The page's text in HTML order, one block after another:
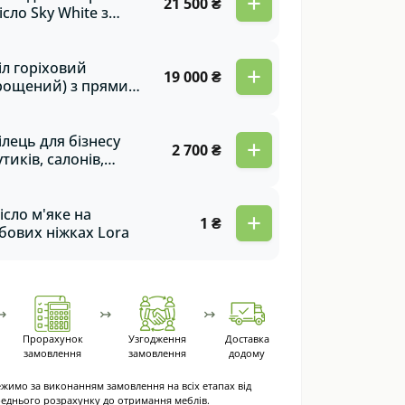
Sky White з
горіховий
з прямим
19 000 ₴ +
для бізнесу
салонів,
Domino
2 700 ₴ +
м'яке на
ніжках Lora
1 ₴ +
Прорахунок
замовлення
↣
Узгодження
замовлення
↣
Доставка
додому
за виконанням замовлення на всіх етапах від
розрахунку до отримання меблів.